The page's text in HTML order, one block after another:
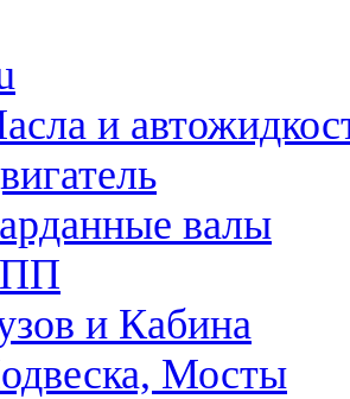
и
валы
и Кабина
Мосты